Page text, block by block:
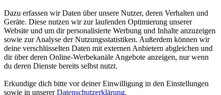
Dazu erfassen wir Daten über unsere Nutzer, deren Verhalten und
Geräte. Diese nutzen wir zur laufenden Optimierung unserer
Website und um dir personalisierte Werbung und Inhalte anzuzeigen
sowie zur Analyse der Nutzungsstatistiken. Außerdem können wir
deine verschlüsselten Daten mit externen Anbietern abgleichen und
dir über deren Online-Werbekanäle Angebote anzeigen, nur wenn
du deren Dienste bereits selbst nutzt.
Erkundige dich bitte vor deiner Einwilligung in den Einstellungen
sowie in unsererDatenschutzerklärung.